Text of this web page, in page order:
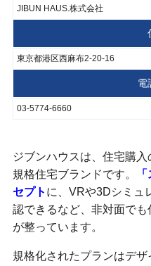
JIBUN HAUS.株式会社
東京都港区西麻布2-20-16
電
03-5774-6660
ジブンハウスは、住宅購
規格住宅ブランドです。
セプト に、VRや3Dシミュ
認できるなど、非対面で
が整っています。
規格化されたプランはデ